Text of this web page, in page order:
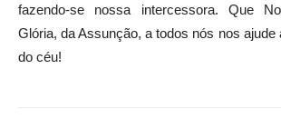
fazendo-se nossa intercessora. Que
Glória, da Assunção, a todos nós nos ajude
do céu!